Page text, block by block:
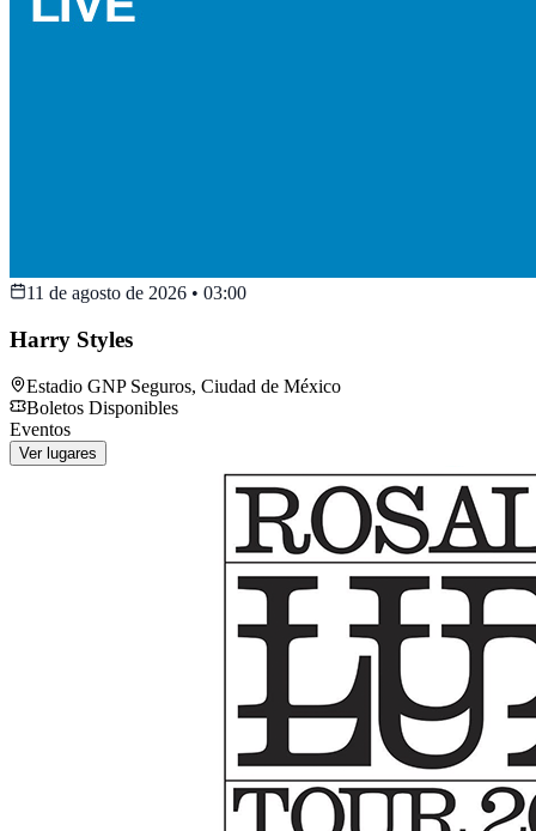
11 de agosto de 2026 • 03:00
Harry Styles
Estadio GNP Seguros, Ciudad de México
Boletos Disponibles
Eventos
Ver lugares